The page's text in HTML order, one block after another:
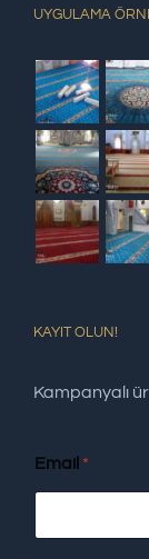
UYGULAMA
KAYIT OLUN!
Kampanyalı
Email *